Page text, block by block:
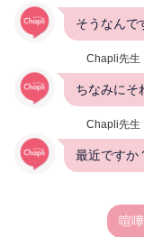
そうなんで
Chapli先生
ちなみにそ
Chapli先生
最近ですか
喧